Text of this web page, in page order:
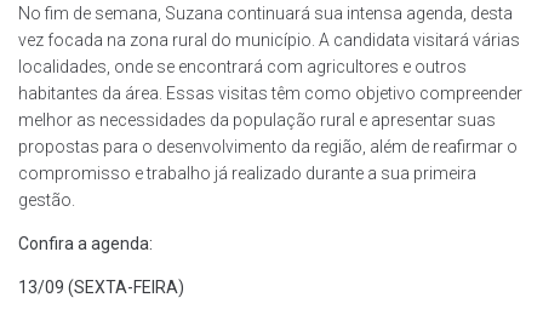
No fim de semana, Suzana continuará sua intensa agenda, desta
vez focada na zona rural do município. A candidata visitará várias
localidades, onde se encontrará com agricultores e outros
habitantes da área. Essas visitas têm como objetivo compreender
melhor as necessidades da população rural e apresentar suas
propostas para o desenvolvimento da região, além de reafirmar o
compromisso e trabalho já realizado durante a sua primeira
gestão.
Confira a agenda:
13/09 (SEXTA-FEIRA)